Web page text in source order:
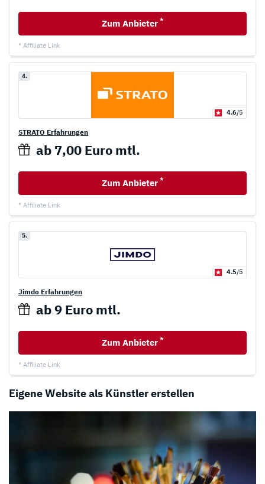
Zum Anbieter *
* Affiliate Link
4.
4.6/5
STRATO Erfahrungen
ab 7,00 Euro mtl.
Zum Anbieter *
* Affiliate Link
5.
4.5/5
Jimdo Erfahrungen
ab 9 Euro mtl.
Zum Anbieter *
* Affiliate Link
Eigene Website als Künstler erstellen